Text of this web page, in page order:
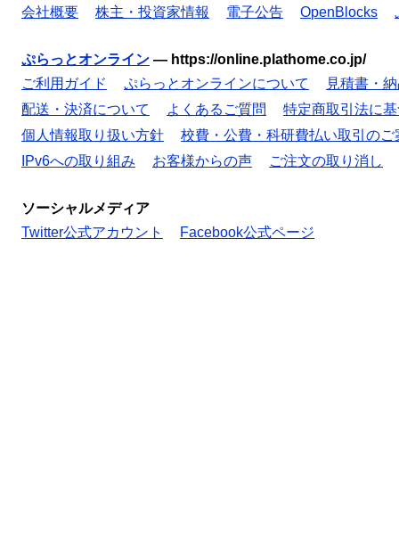
会社概要 株主・投資家情報 電子公告 OpenBlocks
ぷらっとオンライン — https://online.plathome.co.jp/
ご利用ガイド
ぷらっとオンラインについて
見積書・
配送・決済について
よくあるご質問
特定商取引法に
個人情報取り扱い方針
校費・公費・科研費払い取引のご
IPv6への取り組み
お客様からの声 ご注文の取り消し
ソーシャルメディア
Twitter公式アカウント
Facebook公式ページ